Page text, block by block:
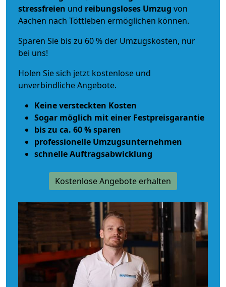
stressfreien und reibungsloses Umzug von
Aachen nach Töttleben ermöglichen können.
Sparen Sie bis zu 60 % der Umzugskosten, nur
bei uns!
Holen Sie sich jetzt kostenlose und
unverbindliche Angebote.
Keine versteckten Kosten
Sogar möglich mit einer Festpreisgarantie
bis zu ca. 60 % sparen
professionelle Umzugsunternehmen
schnelle Auftragsabwicklung
Kostenlose Angebote erhalten